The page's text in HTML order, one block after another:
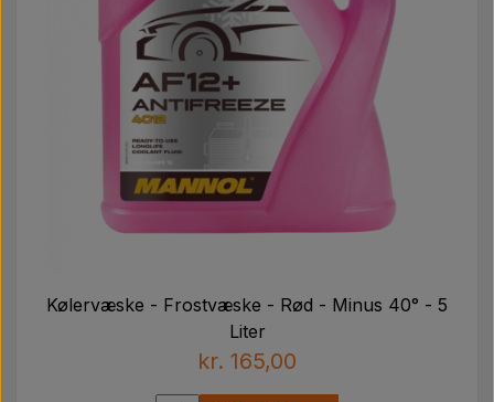
Kølervæske - Frostvæske - Rød - Minus 40° - 5
Liter
kr. 165,00